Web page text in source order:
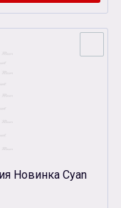
Новинка Cyan